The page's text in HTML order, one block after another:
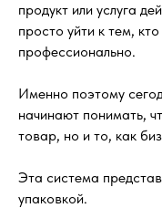
продукт или услуга
просто уйти к тем,
профессионально.
Именно поэтому
начинают понимать,
товар, но и то, как
Эта система
упаковкой.